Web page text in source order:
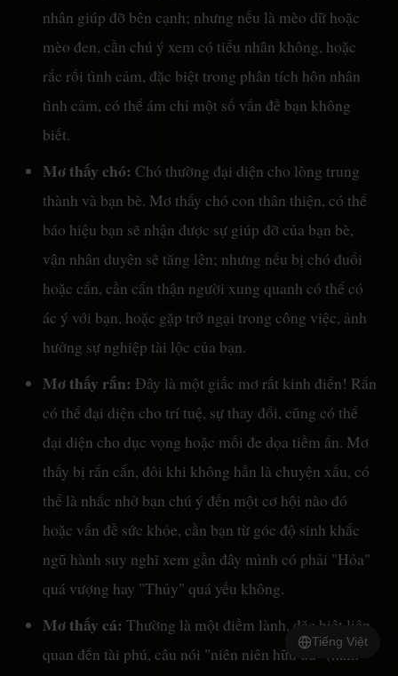
nhân giúp đỡ bên cạnh; nhưng nếu là mèo dữ hoặc
mèo đen, cần chú ý xem có tiểu nhân không, hoặc
rắc rối tình cảm, đặc biệt trong phân tích hôn nhân
tình cảm, có thể ám chỉ một số vấn đề bạn không
biết.
Mơ thấy chó: Chó thường đại diện cho lòng trung
thành và bạn bè. Mơ thấy chó con thân thiện, có thể
báo hiệu bạn sẽ nhận được sự giúp đỡ của bạn bè,
vận nhân duyên sẽ tăng lên; nhưng nếu bị chó đuổi
hoặc cắn, cần cẩn thận người xung quanh có thể có
ác ý với bạn, hoặc gặp trở ngại trong công việc, ảnh
hưởng sự nghiệp tài lộc của bạn.
Mơ thấy rắn: Đây là một giấc mơ rất kinh điển! Rắn
có thể đại diện cho trí tuệ, sự thay đổi, cũng có thể
đại diện cho dục vọng hoặc mối đe dọa tiềm ẩn. Mơ
thấy bị rắn cắn, đôi khi không hẳn là chuyện xấu, có
thể là nhắc nhở bạn chú ý đến một cơ hội nào đó
hoặc vấn đề sức khỏe, cần bạn từ góc độ sinh khắc
ngũ hành suy nghĩ xem gần đây mình có phải "Hỏa"
quá vượng hay "Thủy" quá yếu không.
Mơ thấy cá: Thường là một điềm lành, đặc biệt liên
quan đến tài phú, câu nói "niên niên hữu dư" (năm
Tiếng Việt